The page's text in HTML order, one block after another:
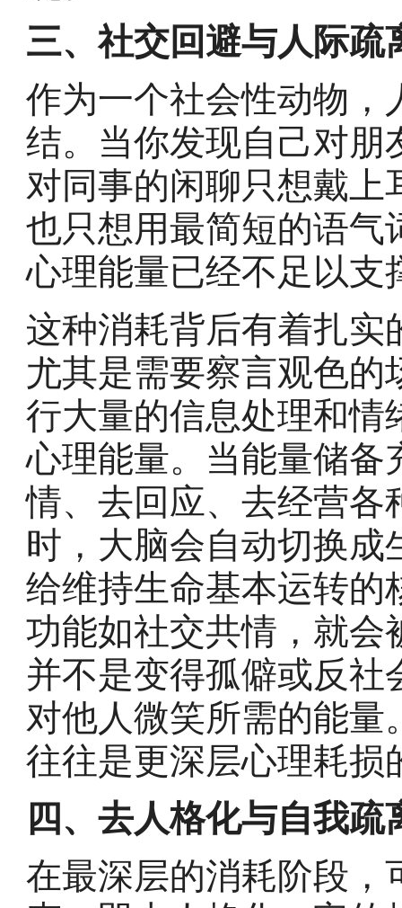
三、社交回避与人际疏
作为一个社会性动物
结。当你发现自己对
对同事的闲聊只想戴
也只想用最简短的语
心理能量已经不足以
这种消耗背后有着扎
尤其是需要察言观色
行大量的信息处理和
心理能量。当能量储
情、去回应、去经营
时，大脑会自动切换
给维持生命基本运转
功能如社交共情，就
并不是变得孤僻或反
对他人微笑所需的能
往往是更深层心理耗损
四、去人格化与自我疏
在最深层的消耗阶段